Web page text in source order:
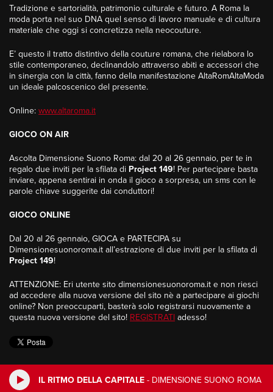
IL RITMO DELLA CAPITALE - DIMENSIONE SUONO ROMA
Tradizione e sartorialità, patrimonio culturale e futuro. A Roma la
moda porta nel suo DNA quel senso di lavoro manuale e di cultura
materiale che oggi si concretizza nella neocouture.
E’ questo il tratto distintivo della couture romana, che rielabora lo
stile contemporaneo, declinandolo attraverso abiti e accessori che
in sinergia con la città, fanno della manifestazione AltaRomAltaModa
un ideale palcoscenico del presente.
Online: www.altaroma.it
GIOCO ON AIR
Ascolta Dimensione Suono Roma: dal 20 al 26 gennaio, per te in
regalo due inviti per la sfilata di Project 149! Per partecipare basta
inviare, appena sentirai in onda il gioco a sorpresa, un sms con le
parole chiave suggerite dai conduttori!
GIOCO ONLINE
Dal 20 al 26 gennaio, GIOCA e PARTECIPA su
Dimensionesuonoroma.it all’estrazione di due inviti per la sfilata di
Project 149!
ATTENZIONE: Eri utente sito dimensionesuonoroma.it e non riesci
ad accedere alla nuova versione del sito nè a partecipare ai giochi
online? Non preoccuparti, basterà solo registrarsi nuovamente a
questa nuova versione del sito! REGISTRATI adesso!